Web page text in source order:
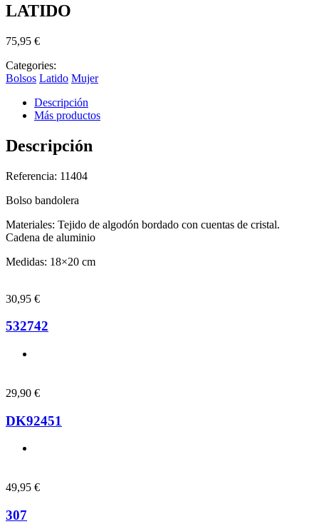
LATIDO
75,95 €
Categories:
Bolsos Latido Mujer
Descripción
Más productos
Descripción
Referencia: 11404
Bolso bandolera
Materiales: Tejido de algodón bordado con cuentas de cristal.
Cadena de aluminio
Medidas: 18×20 cm
30,95 €
532742
29,90 €
DK92451
49,95 €
307